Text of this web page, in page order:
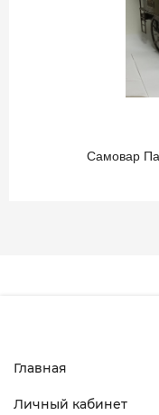
Самовар
Главная
Личный кабинет